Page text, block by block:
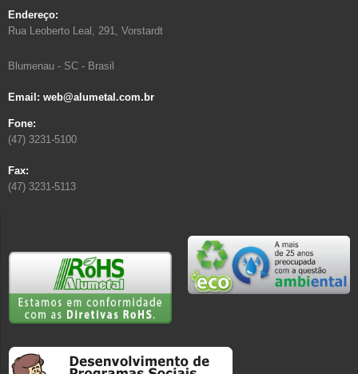
Endereço:
Rua Leoberto Leal, 291, Vorstardt
Blumenau - SC - Brasil
Email: web@alumetal.com.br
Fone:
(47) 3231-5100
Fax:
(47) 3231-5113